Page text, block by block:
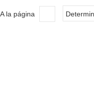
la página